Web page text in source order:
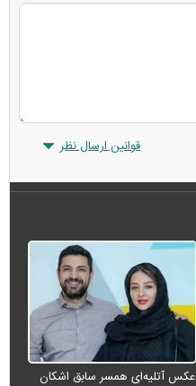
قوانین ارسال نظر
عکس آتلیه‌ای همسر سابق اشکان